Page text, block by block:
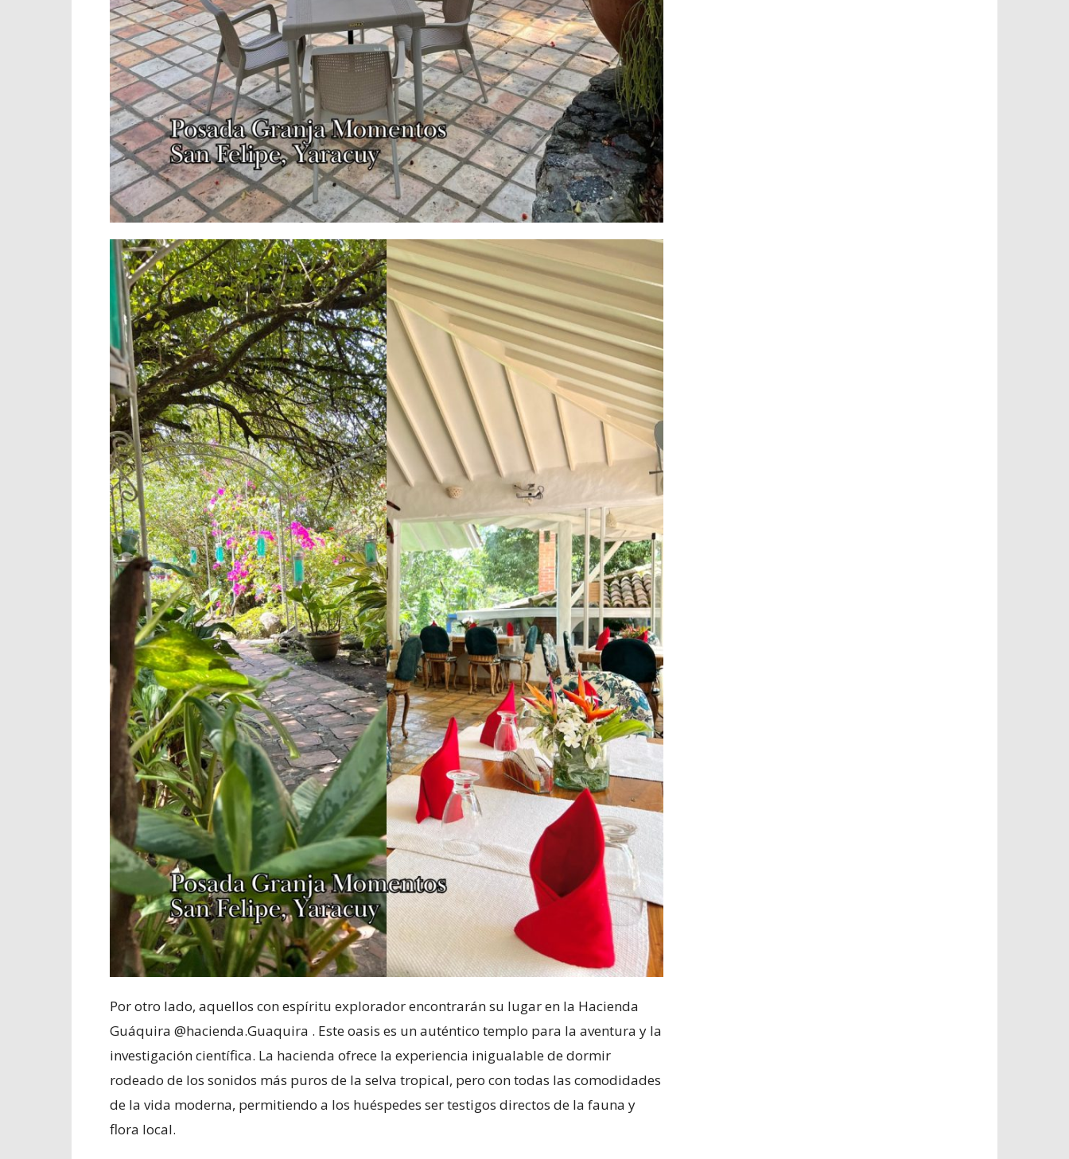
Por otro lado, aquellos con espíritu explorador encontrarán su lugar en la Hacienda
Guáquira @hacienda.Guaquira . Este oasis es un auténtico templo para la aventura y la
investigación científica. La hacienda ofrece la experiencia inigualable de dormir
rodeado de los sonidos más puros de la selva tropical, pero con todas las comodidades
de la vida moderna, permitiendo a los huéspedes ser testigos directos de la fauna y
flora local.